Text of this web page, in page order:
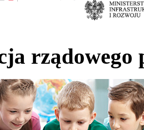
rządowego